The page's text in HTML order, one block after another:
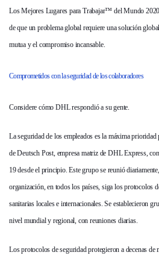
Los Mejores Lugares para Trabajar™ del Mundo
de que un problema global requiere una solución
mutua y el compromiso incansable.
Comprometidos con la seguridad de los colaboradores
Considere cómo DHL respondió a su gente.
La seguridad de los empleados es la máxima
de Deutsch Post, empresa matriz de DHL Express,
19 desde el principio. Este grupo se reunió
organización, en todos los países, siga los protocolos
sanitarias locales e internacionales. Se establecieron
nivel mundial y regional, con reuniones diarias.
Los protocolos de seguridad protegieron a decenas